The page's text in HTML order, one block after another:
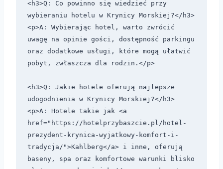
<h3>Q: Co powinno się wiedzieć przy
wybieraniu hotelu w Krynicy Morskiej?</h3>
<p>A: Wybierając hotel, warto zwrócić
uwagę na opinie gości, dostępność parkingu
oraz dodatkowe usługi, które mogą ułatwić
pobyt, zwłaszcza dla rodzin.</p>
<h3>Q: Jakie hotele oferują najlepsze
udogodnienia w Krynicy Morskiej?</h3>
<p>A: Hotele takie jak <a
href="https://hotelprzybaszcie.pl/hotel-
prezydent-krynica-wyjatkowy-komfort-i-
tradycja/">Kahlberg</a> i inne, oferują
baseny, spa oraz komfortowe warunki blisko